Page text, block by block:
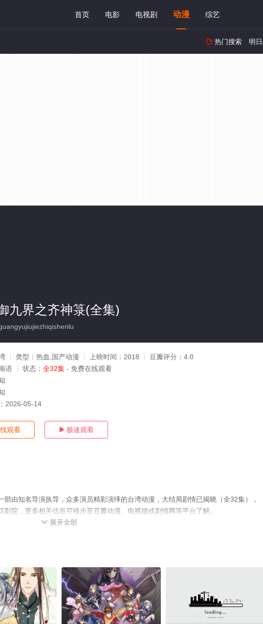
首页 电影 电视剧 动漫 综艺
 热门搜索 明
九界之齐神箓(全集)
类型： 热血,国产动漫 上映时间： 2018 豆瓣评分： 4.0
语 状态： 全32集 - 免费在线观看
2026-05-14
观看  极速观看
由知名导演执导，众多演员精彩演绎的台湾动漫，大结局剧情已揭晓（全32集），
院，更多相关信息可移步至豆瓣动漫、电视猫或剧情网等平台了解。
 展开全部